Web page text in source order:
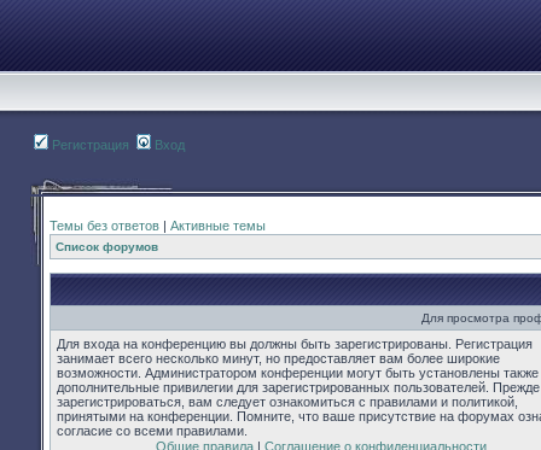
Регистрация Вход
Темы без ответов | Активные темы
Список форумов
Для просмотра
Для входа на конференцию вы должны быть зарегистрированы. Регистрация
занимает всего несколько минут, но предоставляет вам более широкие
возможности. Администратором конференции могут быть установлены также
дополнительные привилегии для зарегистрированных пользователей.
зарегистрироваться, вам следует ознакомиться с правилами и политикой,
принятыми на конференции. Помните, что ваше присутствие на форумах
согласие со всеми правилами.
Общие правила| Соглашение о конфиденциальности